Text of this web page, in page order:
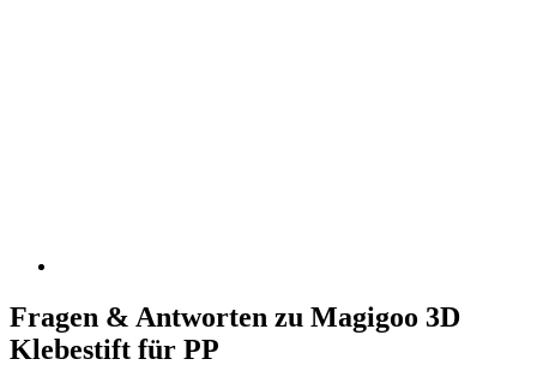
Fragen & Antworten zu Magigoo 3D
Klebestift für PP